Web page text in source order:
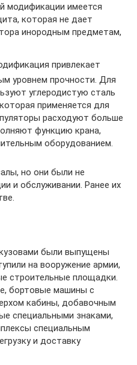
модификации имеется
которая не дает
инородным предметам,
привлекает
уровнем прочности. Для
углеродистую сталь
применяется для
расходуют больше
функцию крана,
оборудованием.
но они были не
и обслуживании. Ранее их
были выпущены
на вооружение армии,
строительные площадки.
бортовые машины с
кабины, добавочным
специальными знаками,
специальным
и доставку